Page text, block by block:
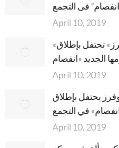
فى التجمع
April 10, 2019
«شارموفرز» تحتفل بإطلاق
April 10, 2019
يحتفل بإطلاق
في التجمع
April 10, 2019